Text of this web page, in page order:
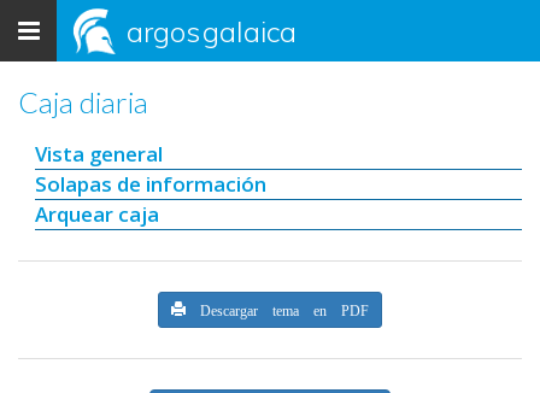
Toggle
navigation
argosgalaica
Caja diaria
Vista general
Solapas de información
Arquear caja
Descargar tema en PDF